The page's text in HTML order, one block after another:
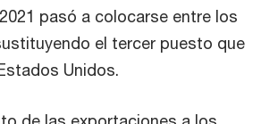
pasó a colocarse entre los
el tercer puesto que
Unidos.